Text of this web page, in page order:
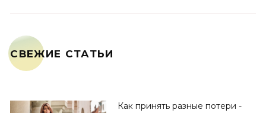
СВЕЖИЕ СТАТЬИ
Как принять разные потери -